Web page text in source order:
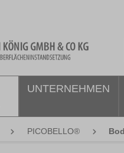
UNTERNEHMEN
PICOBELLO®